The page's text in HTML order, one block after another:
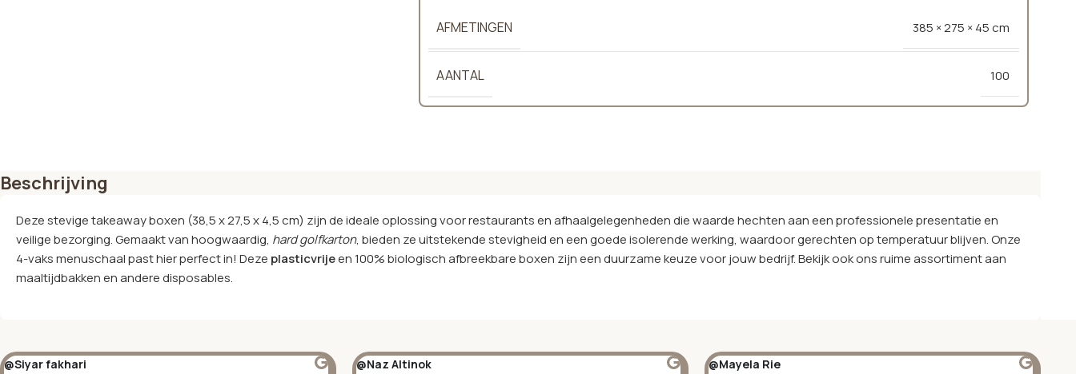
AFMETINGEN 385 × 275 × 45 cm
AANTAL 100
Beschrijving
Deze stevige takeaway boxen (38,5 x 27,5 x 4,5 cm) zijn de ideale oplossing voor restaurants en afhaalgelegenheden die waarde hechten aan een professionele presentatie en
veilige bezorging. Gemaakt van hoogwaardig, hard golfkarton, bieden ze uitstekende stevigheid en een goede isolerende werking, waardoor gerechten op temperatuur blijven. Onze
4-vaks menuschaal past hier perfect in! Deze plasticvrijeen 100% biologisch afbreekbare boxen zijn een duurzame keuze voor jouw bedrijf. Bekijk ook ons ruime assortiment aan
maaltijdbakken en andere disposables.
@Siyar fakhari @Naz Altinok @Mayela Rie